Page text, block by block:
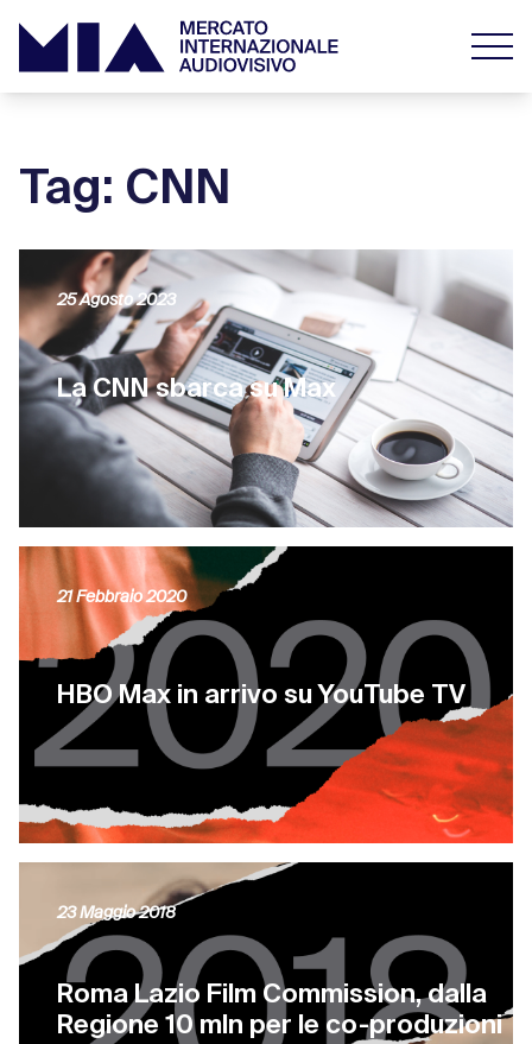
Tag: CNN
La CNN sbarca su Max
25 Agosto 2023
HBO Max in arrivo su YouTube TV
21 Febbraio 2020
Roma Lazio Film Commission, dalla
Regione 10 mln per le co-produzioni
23 Maggio 2018